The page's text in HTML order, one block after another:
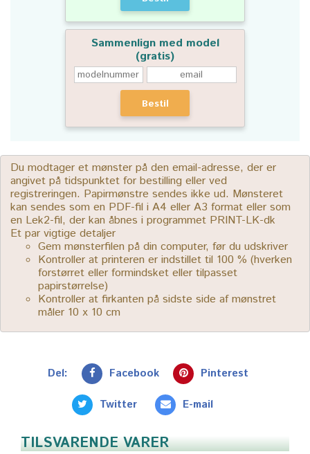
Sammenlign med model
(gratis)
Bestil
Du modtager et mønster på den email-adresse, der er
angivet på tidspunktet for bestilling eller ved
registreringen. Papirmønstre sendes ikke ud. Mønsteret
kan sendes som en PDF-fil i A4 eller A3 format eller som
en Lek2-fil, der kan åbnes i programmet PRINT-LK-dk
Et par vigtige detaljer
Gem mønsterfilen på din computer, før du udskriver
Kontroller at printeren er indstillet til 100 % (hverken
forstørret eller formindsket eller tilpasset
papirstørrelse)
Kontroller at firkanten på sidste side af mønstret
måler 10 x 10 cm
Del: Facebook Pinterest
Twitter E-mail
TILSVARENDE VARER